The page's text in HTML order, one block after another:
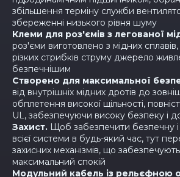
збільшення терміну служби
збереженні низького рівня шуму
Клеми для роз'ємів з легованої
роз'єми виготовлено з мідних
різких стрибків струму джерело
безпечнішим
Створено для максимальної
від внутрішніх мідних дротів до
обплетення високої щільності,
UL, забезпечуючи високу безпеку і
Захист. Щоб забезпечити безпечну і
всієї системи в будь-який час, тут
захисних механізмів, що
максимальний спокій
Модульний кабель із рельєфною